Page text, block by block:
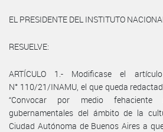
EL PRESIDENTE DEL INSTITUTO
RESUELVE:
ARTÍCULO 1.- Modificase el
N° 110/21/INAMU, el que queda
“Convocar por medio fehaciente
gubernamentales del ámbito de la
Ciudad Autónoma de Buenos Aires a